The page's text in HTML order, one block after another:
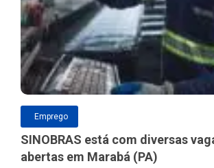
Emprego
SINOBRAS está com diversas
abertas em Marabá (PA)